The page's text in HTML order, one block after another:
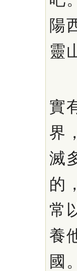
陽
靈
實
界
滅
的
常
養
國